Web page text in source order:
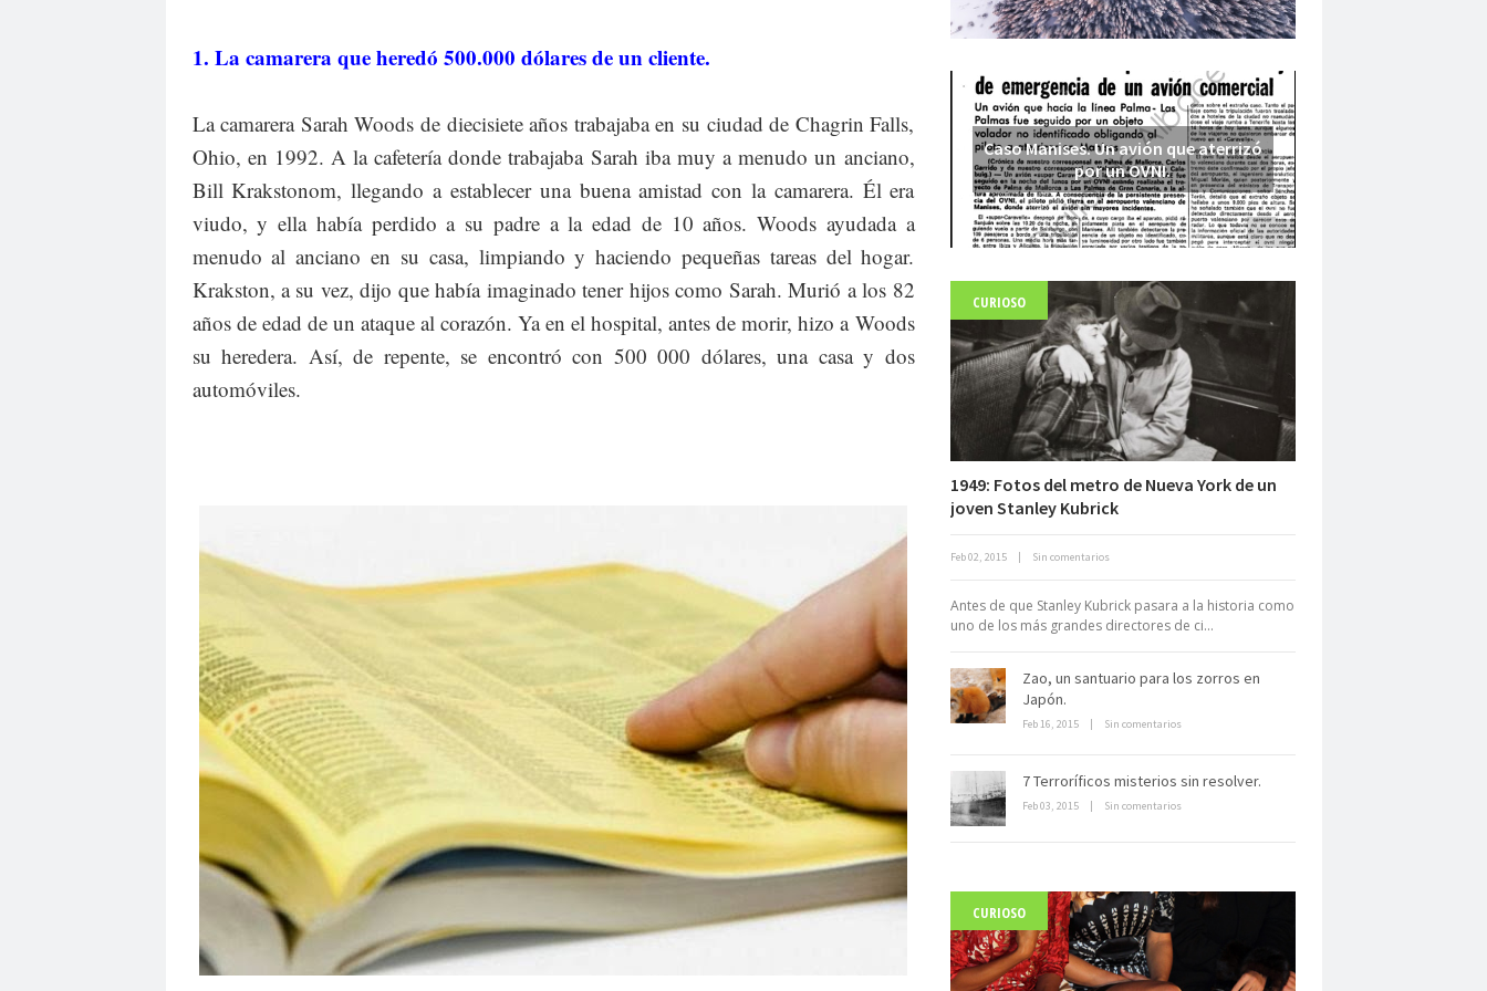
1. La camarera que heredó 500.000 dólares de un cliente.
La camarera Sarah Woods de diecisiete años trabajaba en su ciudad de Chagrin Falls,
Ohio, en 1992. A la cafetería donde trabajaba Sarah iba muy a menudo un anciano,
Bill Krakstonom, llegando a establecer una buena amistad con la camarera. Él era
viudo, y ella había perdido a su padre a la edad de 10 años. Woods ayudada a
menudo al anciano en su casa, limpiando y haciendo pequeñas tareas del hogar.
Krakston, a su vez, dijo que había imaginado tener hijos como Sarah. Murió a los 82
años de edad de un ataque al corazón. Ya en el hospital, antes de morir, hizo a Woods
su heredera. Así, de repente, se encontró con 500 000 dólares, una casa y dos
automóviles.
Caso Manises. Un avión que aterrizó
por un OVNI.
Fuerte abandonado del siglo XIX
Neuromarketing: el uso de la
electrónico
Dentro de un manicomio
abandonado
Carlo Acutis, el beato incorrupto de
CURIOSO
1949: Fotos del metro de Nueva York de un
joven Stanley Kubrick
Feb 02, 2015 | Sin comentarios
Antes de que Stanley Kubrick pasara a la historia como
uno de los más grandes directores de ci...
Zao, un santuario para los zorros en
Japón.
Feb 16, 2015 | Sin comentarios
7 Terroríficos misterios sin resolver.
Feb 03, 2015 | Sin comentarios
CURIOSO